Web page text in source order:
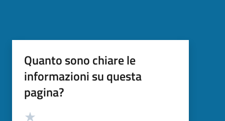
Quanto sono chiare le
informazioni su questa
pagina?
Valutazione